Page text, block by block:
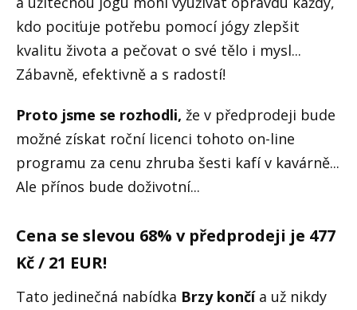
kdo pociťuje potřebu pomocí jógy zlepšit
kvalitu života a pečovat o své tělo i mysl...
Zábavně, efektivně a s radostí!
Proto jsme se rozhodli, že v předprodeji bude
možné získat roční licenci tohoto on-line
programu za cenu zhruba šesti kafí v kavárně...
Ale přínos bude doživotní...
Cena se slevou 68% v předprodeji je 477
Kč / 21 EUR!
Tato jedinečná nabídka Brzy končía už nikdy